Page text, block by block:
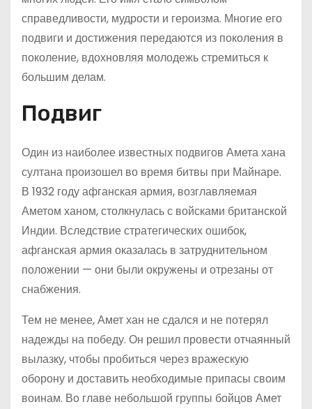
справедливости, мудрости и героизма. Многие его
подвиги и достижения передаются из поколения в
поколение, вдохновляя молодежь стремиться к
большим делам.
Подвиг
Один из наиболее известных подвигов Амета хана
султана произошел во время битвы при Майнаре.
В 1932 году афганская армия, возглавляемая
Аметом ханом, столкнулась с войсками британской
Индии. Вследствие стратегических ошибок,
афганская армия оказалась в затруднительном
положении — они были окружены и отрезаны от
снабжения.
Тем не менее, Амет хан не сдался и не потерял
надежды на победу. Он решил провести отчаянный
вылазку, чтобы пробиться через вражескую
оборону и доставить необходимые припасы своим
воинам. Во главе небольшой группы бойцов Амет